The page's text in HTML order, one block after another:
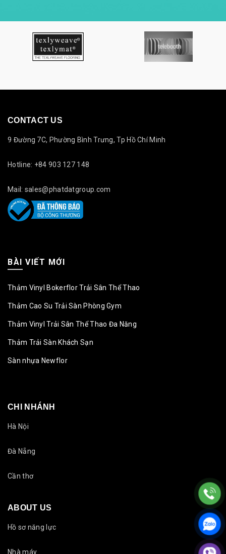
CONTACT US
9 Đường 7C, Phường Bình Trưng, Tp Hồ Chí Minh
Hotline: +84 903 127 148
Mail: sales@phatdatgroup.com
BÀI VIẾT MỚI
Thảm Vinyl Bokerflor Trải Sân Thể Thao
Thảm Cao Su Trải Sàn Phòng Gym
Thảm Vinyl Trải Sân Thể Thao Đa Năng
Thảm Trải Sàn Khách Sạn
Sàn nhựa Newflor
CHI NHÁNH
Hà Nội
Đà Nẵng
Cần thơ
ABOUT US
Hồ sơ năng lực
Nhà máy